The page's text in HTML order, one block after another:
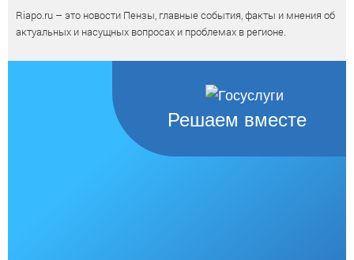
Riapo.ru – это новости Пензы, главные события, факты и мнения об
актуальных и насущных вопросах и проблемах в регионе.
Решаем вместе